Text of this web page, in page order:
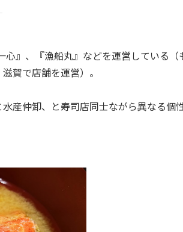
』、『漁船丸』などを運営している（
賀で店舗を運営）。
産仲卸、と寿司店同士ながら異なる個